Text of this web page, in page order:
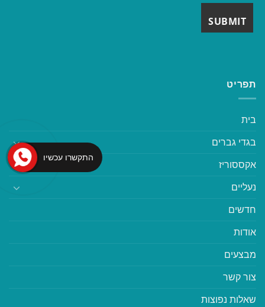
תפריט
בית
בגדי גברים
אקססוריז
נעליים
חדשים
אודות
מבצעים
צור קשר
שאלות נפוצות
התקשרו עכשיו